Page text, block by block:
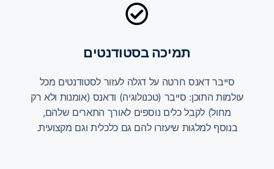
תמיכה בסטודנטים
סייבר דאנס חרטה על דגלה לעזור לסטודנטים מכל
עולמות התוכן: סייבר (טכנולוגיה) ודאנס (אומנות ולא רק
מחול) לקבל כלים נוספים לאורך התארים שלהם,
בנוסף למלגות שיעזרו להם גם כלכלית וגם מקצועית.